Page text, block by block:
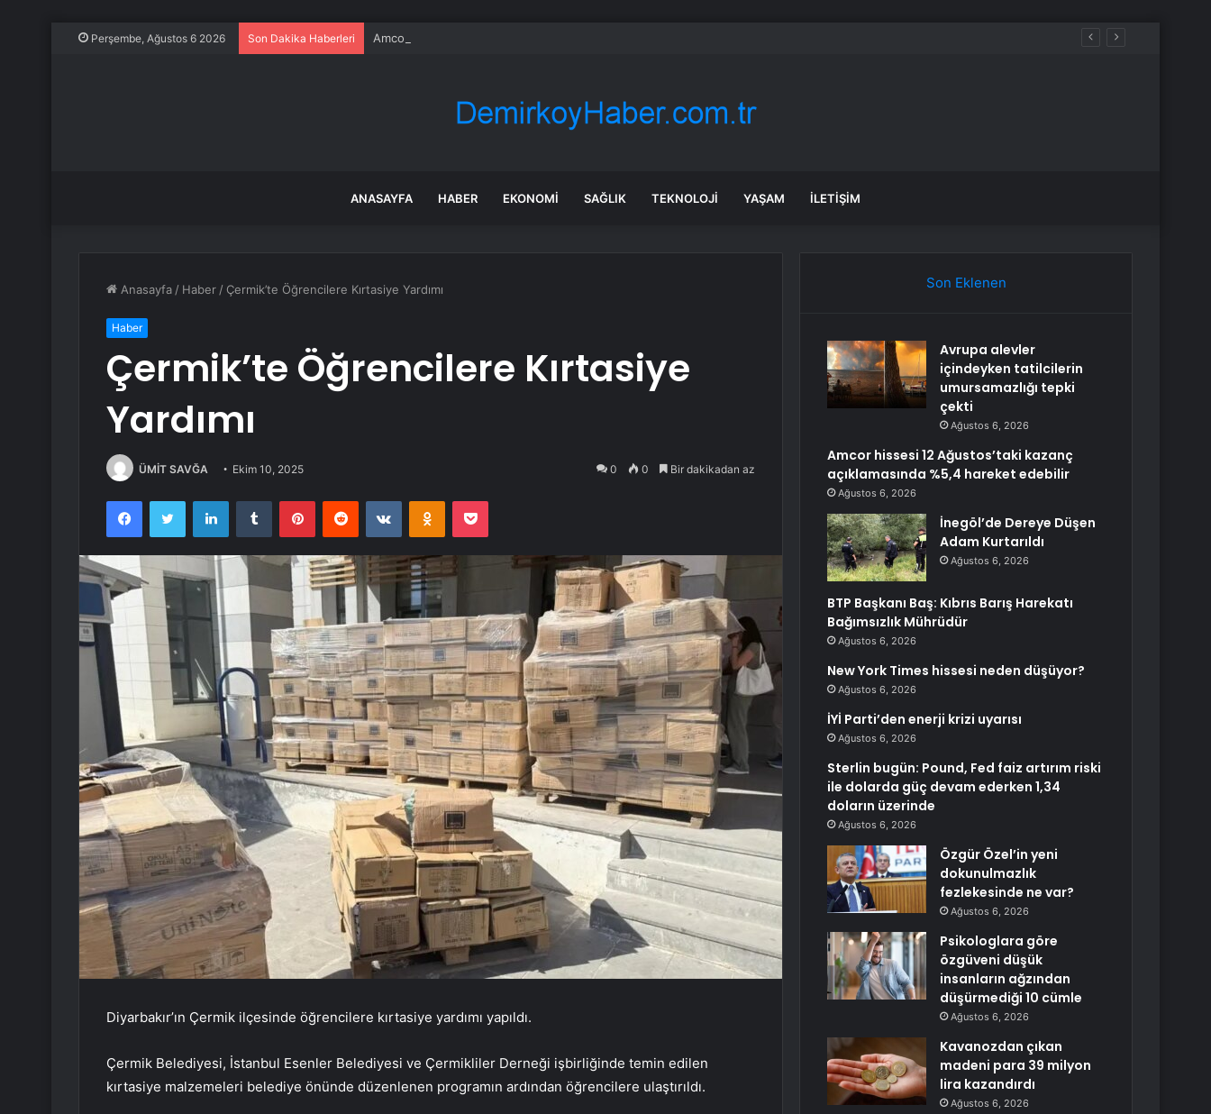
Perşembe, Ağustos 6 2026 Son Dakika Haberleri Amcor hissesi 12 Ağustos’taki kazanç açıklamasında %5,4 hareket edebilir
ANASAYFA HABER EKONOMI SAĞLIK TEKNOLOJI YAŞAM İLETIŞIM
Anasayfa / Haber / Çermik’te Öğrencilere Kırtasiye Yardımı
Haber
Çermik’te Öğrencilere Kırtasiye
Yardımı
ÜMİT SAVĞA Ekim 10, 2025 0 0 Bir dakikadan az
FacebookTwitter LinkedInTumblr PinterestReddit VKontakteOdnoklassniki
Pocket
Diyarbakır’ın Çermik ilçesinde öğrencilere kırtasiye yardımı yapıldı.
Çermik Belediyesi, İstanbul Esenler Belediyesi ve Çermikliler Derneği işbirliğinde temin edilen
kırtasiye malzemeleri belediye önünde düzenlenen programın ardından öğrencilere ulaştırıldı.
Son Eklenen
Avrupa alevler
içindeyken tatilcilerin
umursamazlığı tepki
çekti
Ağustos 6, 2026
Amcor hissesi 12 Ağustos’taki kazanç
açıklamasında %5,4 hareket edebilir
Ağustos 6, 2026
İnegöl’de Dereye Düşen
Adam Kurtarıldı
Ağustos 6, 2026
BTP Başkanı Baş: Kıbrıs Barış Harekatı
Bağımsızlık Mührüdür
Ağustos 6, 2026
New York Times hissesi neden düşüyor?
Ağustos 6, 2026
İYİ Parti’den enerji krizi uyarısı
Ağustos 6, 2026
Sterlin bugün: Pound, Fed faiz artırım riski
ile dolarda güç devam ederken 1,34
doların üzerinde
Ağustos 6, 2026
Özgür Özel’in yeni
dokunulmazlık
fezlekesinde ne var?
Ağustos 6, 2026
Psikologlara göre
özgüveni düşük
insanların ağzından
düşürmediği 10 cümle
Ağustos 6, 2026
Kavanozdan çıkan
madeni para 39 milyon
lira kazandırdı
Ağustos 6, 2026